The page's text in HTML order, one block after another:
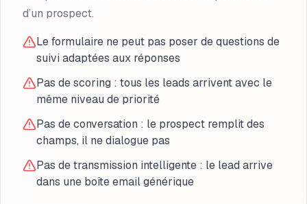
d’un prospect.
Le formulaire ne peut pas poser de questions de
suivi adaptées aux réponses
Pas de scoring : tous les leads arrivent avec le
même niveau de priorité
Pas de conversation : le prospect remplit des
champs, il ne dialogue pas
Pas de transmission intelligente : le lead arrive
dans une boîte email générique